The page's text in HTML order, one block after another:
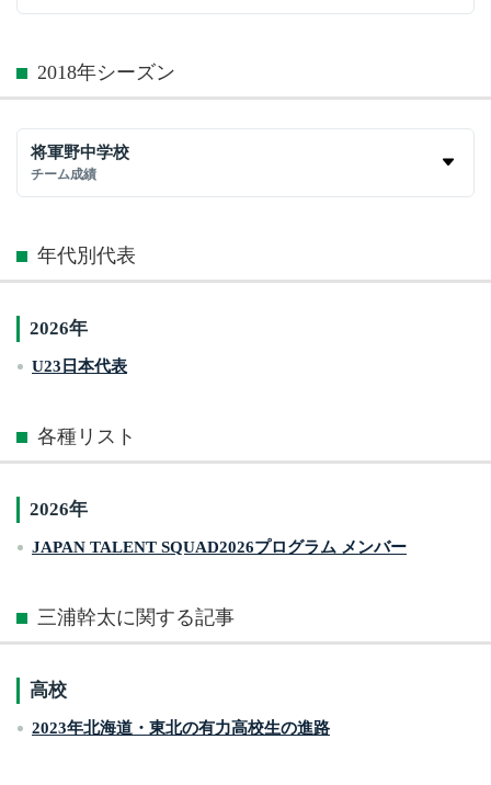
2018年シーズン
将軍野中学校
チーム成績
年代別代表
2026年
U23日本代表
各種リスト
2026年
JAPAN TALENT SQUAD2026プログラム メンバー
三浦幹太に関する記事
高校
2023年北海道・東北の有力高校生の進路